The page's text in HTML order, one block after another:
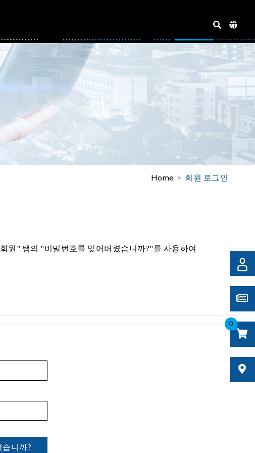
0
Home 회원 로그인
원" 탭의 "비밀번호를 잊어버렸습니까?"를 사용하여
니까?